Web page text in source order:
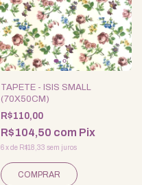
TAPETE - ISIS SMALL
(70X50CM)
R$110,00
R$104,50 com Pix
6 xde R$18,33 sem juros